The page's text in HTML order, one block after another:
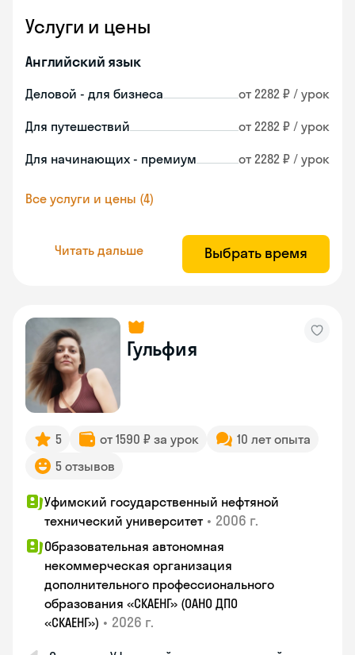
Услуги и цены
Английский язык
Деловой - для бизнеса от 2282 ₽ / урок
Для путешествий от 2282 ₽ / урок
Для начинающих - премиум от 2282 ₽ / урок
Все услуги и цены (4)
Читать дальше Выбрать время
Гульфия
5 от 1590 ₽ за урок
10 лет опыта
5 отзывов
Уфимский государственный нефтяной
технический университет • 2006 г.
Образовательная автономная
некоммерческая организация
дополнительного профессионального
образования «СКАЕНГ» (ОАНО ДПО
«СКАЕНГ») • 2026 г.